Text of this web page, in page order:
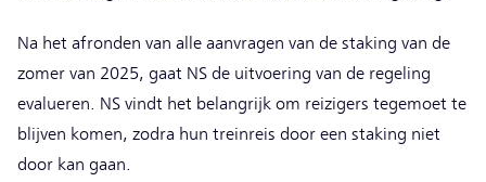
Na het afronden van alle aanvragen van de staking van de
zomer van 2025, gaat NS de uitvoering van de regeling
evalueren. NS vindt het belangrijk om reizigers tegemoet te
blijven komen, zodra hun treinreis door een staking niet
door kan gaan.